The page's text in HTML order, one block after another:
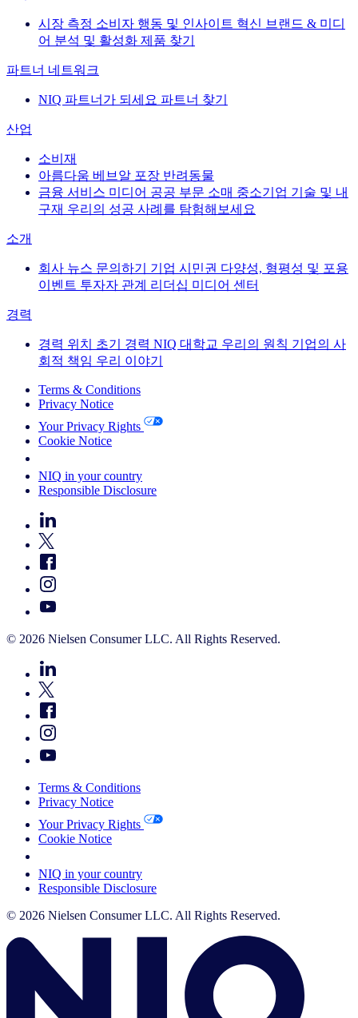
시장 측정 소비자 행동 및 인사이트 혁신 브랜드 & 미디
어 분석 및 활성화 제품 찾기
파트너 네트워크
NIQ 파트너가 되세요 파트너 찾기
산업
소비재
아름다움 베브알 포장 반려동물
금융 서비스 미디어 공공 부문 소매 중소기업 기술 및 내
구재 우리의 성공 사례를 탐험해보세요
소개
회사 뉴스 문의하기 기업 시민권 다양성, 형평성 및 포용
이벤트 투자자 관계 리더십 미디어 센터
경력
경력 위치 초기 경력 NIQ 대학교 우리의 원칙 기업의 사
회적 책임 우리 이야기
Terms & Conditions
Privacy Notice
Your Privacy Rights
Cookie Notice
NIQ in your country
Responsible Disclosure
© 2026 Nielsen Consumer LLC. All Rights Reserved.
Terms & Conditions
Privacy Notice
Your Privacy Rights
Cookie Notice
NIQ in your country
Responsible Disclosure
© 2026 Nielsen Consumer LLC. All Rights Reserved.